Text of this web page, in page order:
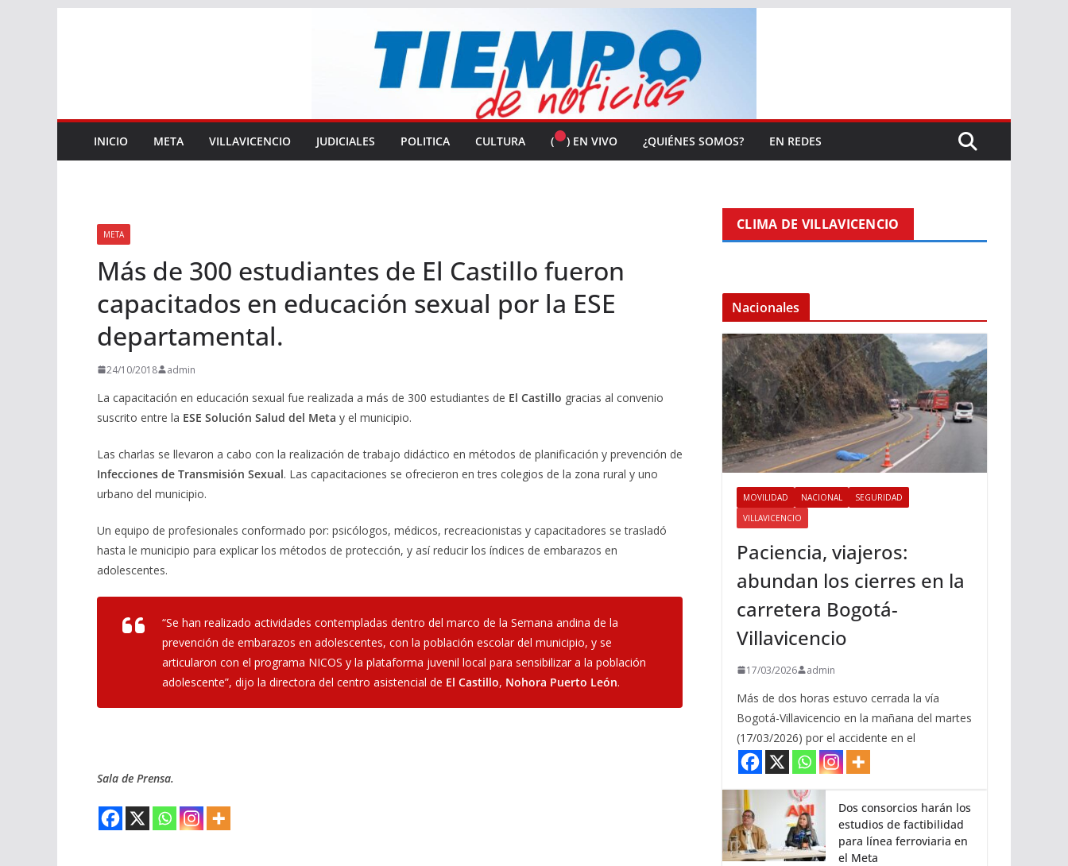
INICIO META VILLAVICENCIO JUDICIALES POLITICA CULTURA ( ) EN VIVO ¿QUIÉNES SOMOS? EN REDES
META
Más de 300 estudiantes de El Castillo fueron
capacitados en educación sexual por la ESE
departamental.
24/10/2018 admin
La capacitación en educación sexual fue realizada a más de 300 estudiantes de El Castillo gracias al convenio
suscrito entre la ESE Solución Salud del Meta y el municipio.
Las charlas se llevaron a cabo con la realización de trabajo didáctico en métodos de planificación y prevención de
Infecciones de Transmisión Sexual. Las capacitaciones se ofrecieron en tres colegios de la zona rural y uno
urbano del municipio.
Un equipo de profesionales conformado por: psicólogos, médicos, recreacionistas y capacitadores se trasladó
hasta le municipio para explicar los métodos de protección, y así reducir los índices de embarazos en
adolescentes.
“Se han realizado actividades contempladas dentro del marco de la Semana andina de la
prevención de embarazos en adolescentes, con la población escolar del municipio, y se
articularon con el programa NICOS y la plataforma juvenil local para sensibilizar a la población
adolescente”, dijo la directora del centro asistencial de El Castillo, Nohora Puerto León.
Sala de Prensa.
CLIMA DE VILLAVICENCIO
Nacionales
MOVILIDAD NACIONAL
SEGURIDAD
VILLAVICENCIO
Paciencia, viajeros:
abundan los cierres en la
carretera Bogotá-
Villavicencio
17/03/2026 admin
Más de dos horas estuvo cerrada la vía
Bogotá-Villavicencio en la mañana del martes
(17/03/2026) por el accidente en el
Dos consorcios harán los
estudios de factibilidad
para línea ferroviaria en
el Meta